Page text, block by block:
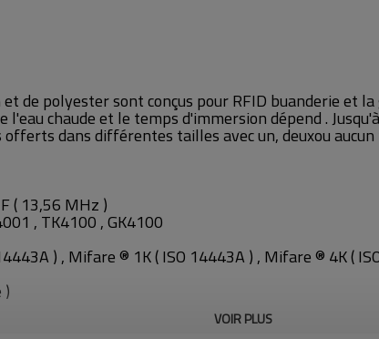
de polyester sont conçus pour RFID buanderie et
chaude et le temps d'immersion dépend .
dans différentes tailles avec un, deuxou
( 13,56 MHz )
, TK4100 , GK4100
) , Mifare ® 1K ( ISO 14443A ) , Mifare ® 4K (
par seconde ( HF 13,56 MHz )
VOIR PLUS